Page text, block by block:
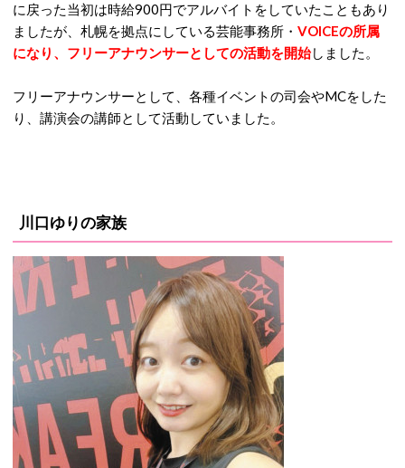
に戻った当初は時給900円でアルバイトをしていたこともあり
ましたが、札幌を拠点にしている芸能事務所・ VOICEの所属
になり、フリーアナウンサーとしての活動を開始しました。
フリーアナウンサーとして、各種イベントの司会やMCをした
り、講演会の講師として活動していました。
川口ゆりの家族